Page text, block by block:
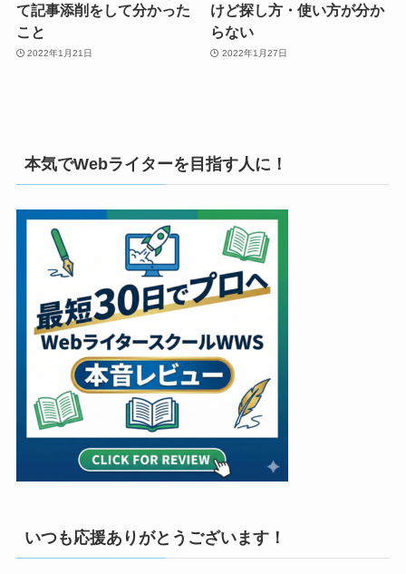
て記事添削をして分かった
こと
2022年1月21日
けど探し方・使い方が分か
らない
2022年1月27日
本気でWebライターを目指す人に！
いつも応援ありがとうございます！